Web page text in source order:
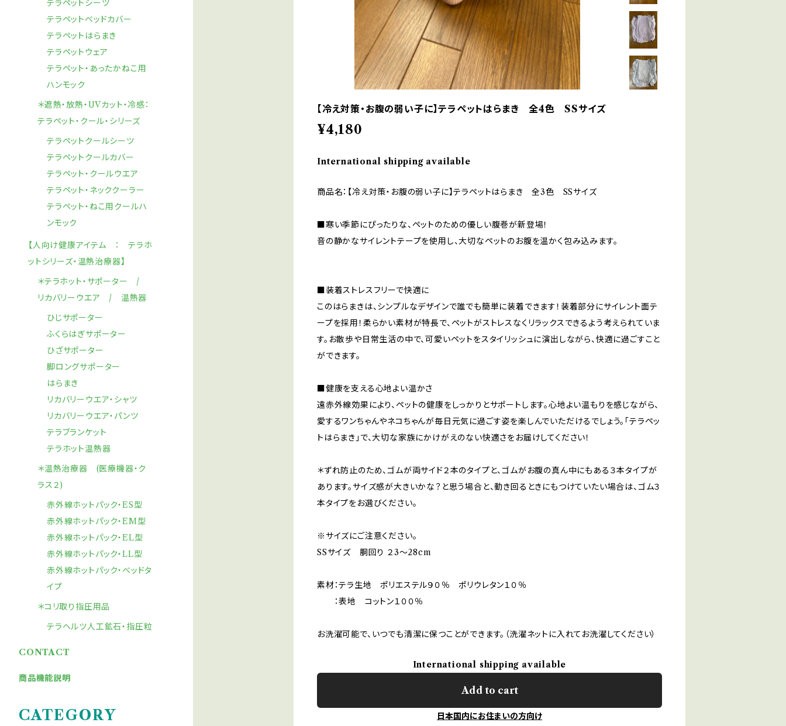
【冷え対策・お腹の弱い子に】テラペットはらまき 全4色 SSサイズ
¥4,180
International shipping available
商品名：【冷え対策・お腹の弱い子に】テラペットはらまき 全3色 SSサイズ
■寒い季節にぴったりな、ペットのための優しい腹巻が新登場！
音の静かなサイレントテープを使用し、大切なペットのお腹を温かく包み込みます。
■装着ストレスフリーで快適に
このはらまきは、シンプルなデザインで誰でも簡単に装着できます！装着部分にサイレント面テ
ープを採用！柔らかい素材が特長で、ペットがストレスなくリラックスできるよう考えられていま
す。お散歩や日常生活の中で、可愛いペットをスタイリッシュに演出しながら、快適に過ごすこと
ができます。
■健康を支える心地よい温かさ
遠赤外線効果により、ペットの健康をしっかりとサポートします。心地よい温もりを感じながら、
愛するワンちゃんやネコちゃんが毎日元気に過ごす姿を楽しんでいただけるでしょう。「テラペッ
トはらまき」で、大切な家族にかけがえのない快適さをお届けしてください！
＊ずれ防止のため、ゴムが両サイド２本のタイプと、ゴムがお腹の真ん中にもある３本タイプが
あります。サイズ感が大きいかな？と思う場合と、動き回るときにもつけていたい場合は、ゴム３
本タイプをお選びください。
※サイズにご注意ください。
SSサイズ 胴回り ２3～28cm
素材：テラ生地 ポリエステル９０％ ポリウレタン１０％
：表地 コットン１００％
お洗濯可能で、いつでも清潔に保つことができます。（洗濯ネットに入れてお洗濯してください）
International shipping available
Add to cart
日本国内にお住まいの方向け
テラペットシーツ
テラペットベッドカバー
テラペットはらまき
テラペットウェア
テラペット・あったかねこ用
ハンモック
＊遮熱・放熱・UVカット・冷感：
テラペット・クール・シリーズ
テラペットクールシーツ
テラペットクールカバー
テラペット・クールウエア
テラペット・ネッククーラー
テラペット・ねこ用クールハ
ンモック
【人向け健康アイテム ： テラホ
ットシリーズ・温熱治療器】
＊テラホット・サポーター /
リカバリーウエア / 温熱器
ひじサポーター
ふくらはぎサポーター
ひざサポーター
脚ロングサポーター
はらまき
リカバリーウエア・シャツ
リカバリーウエア・パンツ
テラブランケット
テラホット温熱器
＊温熱治療器 (医療機器・ク
ラス２)
赤外線ホットパック・ES型
赤外線ホットパック・EM型
赤外線ホットパック・EL型
赤外線ホットパック・LL型
赤外線ホットパック・ベッドタ
イプ
＊コリ取り指圧用品
テラヘルツ人工鉱石・指圧粒
CONTACT
商品機能説明
CATEGORY